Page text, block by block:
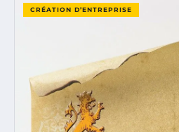
CRÉATION D’ENTREPRISE